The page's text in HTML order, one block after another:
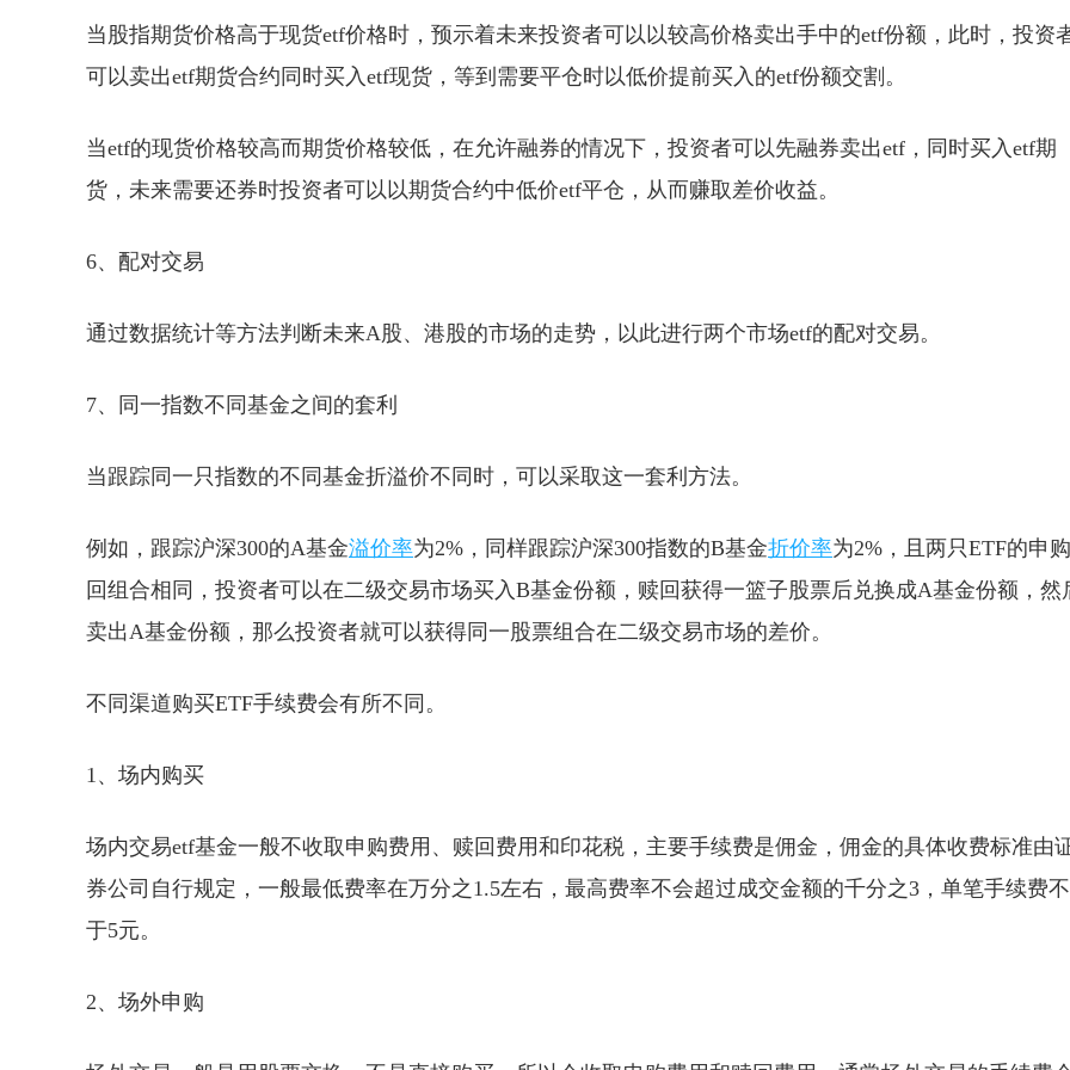
当股指期货价格高于现货etf价格时，预示着未来投资者可以以较高价格卖出手中的etf份额，此时，投资
可以卖出etf期货合约同时买入etf现货，等到需要平仓时以低价提前买入的etf份额交割。
当etf的现货价格较高而期货价格较低，在允许融券的情况下，投资者可以先融券卖出etf，同时买入etf期
货，未来需要还券时投资者可以以期货合约中低价etf平仓，从而赚取差价收益。
6、配对交易
通过数据统计等方法判断未来A股、港股的市场的走势，以此进行两个市场etf的配对交易。
7、同一指数不同基金之间的套利
当跟踪同一只指数的不同基金折溢价不同时，可以采取这一套利方法。
例如，跟踪沪深300的A基金溢价率为2%，同样跟踪沪深300指数的B基金折价率为2%，且两只ETF的申
回组合相同，投资者可以在二级交易市场买入B基金份额，赎回获得一篮子股票后兑换成A基金份额，然
卖出A基金份额，那么投资者就可以获得同一股票组合在二级交易市场的差价。
不同渠道购买ETF手续费会有所不同。
1、场内购买
场内交易etf基金一般不收取申购费用、赎回费用和印花税，主要手续费是佣金，佣金的具体收费标准由
券公司自行规定，一般最低费率在万分之1.5左右，最高费率不会超过成交金额的千分之3，单笔手续费
于5元。
2、场外申购